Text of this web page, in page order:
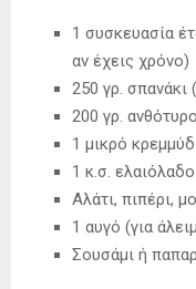
1 συσκευασία
αν έχεις χρόνο)
250 γρ.
200 γρ. ανθότυρο
1 μικρό
1 κ.σ. ελαιόλαδο
Αλάτι, πιπέρι,
1 αυγό (για
Σουσάμι ή